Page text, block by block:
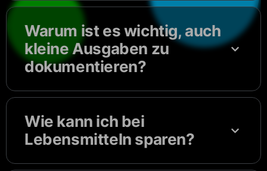
Warum ist es wichtig, auch
kleine Ausgaben zu
dokumentieren?
Wie kann ich bei
Lebensmitteln sparen?